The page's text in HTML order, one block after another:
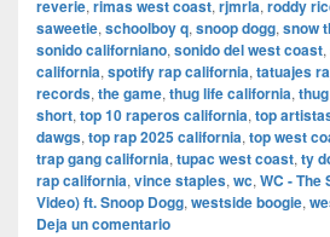
reverie, rimas west coast, rjmrla, roddy
saweetie, schoolboy q, snoop dogg, snow
sonido californiano, sonido del west coast,
california, spotify rap california, tatuajes
records, the game, thug life california,
short, top 10 raperos california, top
dawgs, top rap 2025 california, top west
trap gang california, tupac west coast, ty
rap california, vince staples, wc, WC - The
Video) ft. Snoop Dogg, westside boogie,
Deja un comentario